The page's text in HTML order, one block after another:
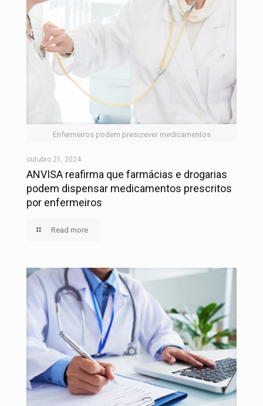
Enfermeiros podem prescrever medicamentos
outubro 21, 2024
ANVISA reafirma que farmácias e drogarias
podem dispensar medicamentos prescritos
por enfermeiros
Read more